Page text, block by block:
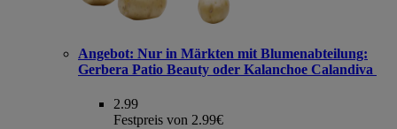
Angebot: Nur in Märkten mit Blumenabteilung:
Gerbera Patio Beauty oder Kalanchoe Calandiva
2.99
Festpreis von 2.99€